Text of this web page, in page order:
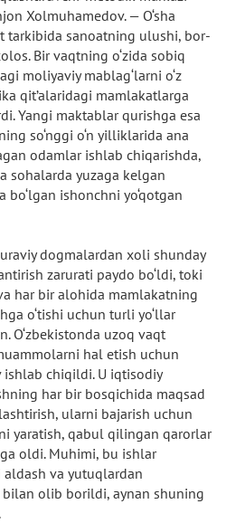
Xolmuhamedov. — O‘sha
tarkibida sanoatning ulushi, bor-
Bir vaqtning o‘zida sobiq
moliyaviy mablag‘larni o‘z
qit’alaridagi mamlakatlarga
Yangi maktablar qurishga esa
so‘nggi o‘n yilliklarida ana
odamlar ishlab chiqarishda,
sohalarda yuzaga kelgan
bo‘lgan ishonchni yo‘qotgan
dogmalardan xoli shunday
zarurati paydo bo‘ldi, toki
har bir alohida mamlakatning
o‘tishi uchun turli yo‘llar
O‘zbekistonda uzoq vaqt
hal etish uchun
chiqildi. U iqtisodiy
har bir bosqichida maqsad
ularni bajarish uchun
yaratish, qabul qilingan qarorlar
oldi. Muhimi, bu ishlar
aldash va yutuqlardan
olib borildi, aynan shuning